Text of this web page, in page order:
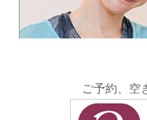
ご予約、空